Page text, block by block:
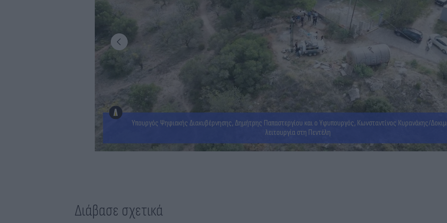
Υπουργός Ψηφιακής Διακυβέρνησης, Δημήτρης Παπαστεργίου και ο Υφυπουργός, Κωνσταντίνος Κυρανάκης/
λειτουργία στη Πεντέλη
Διάβασε σχετικά